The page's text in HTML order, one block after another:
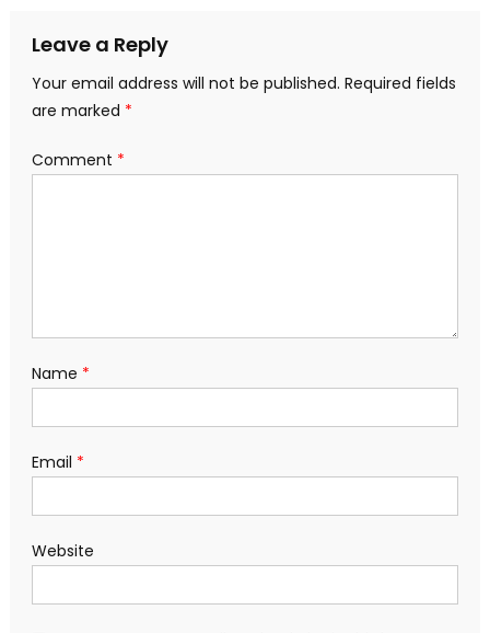
Leave a Reply
Your email address will not be published. Required fields
are marked *
Comment *
Name *
Email *
Website